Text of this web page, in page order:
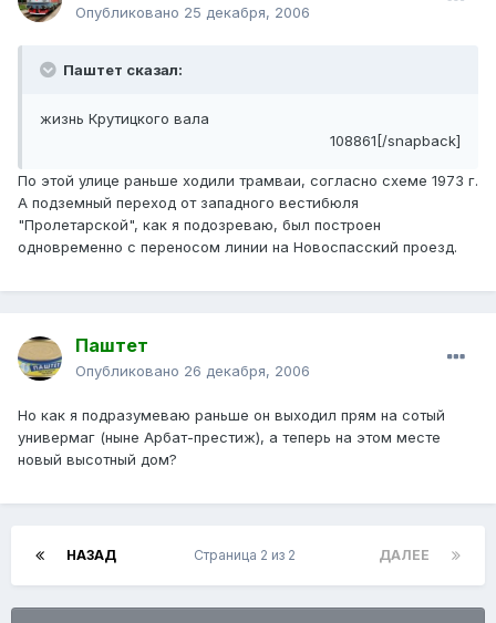
Опубликовано 25 декабря, 2006
Паштет сказал:
жизнь Крутицкого вала
108861[/snapback]
По этой улице раньше ходили трамваи, согласно схеме 1973 г.
А подземный переход от западного вестибюля
"Пролетарской", как я подозреваю, был построен
одновременно с переносом линии на Новоспасский проезд.
Паштет
Опубликовано 26 декабря, 2006
Но как я подразумеваю раньше он выходил прям на сотый
универмаг (ныне Арбат-престиж), а теперь на этом месте
новый высотный дом?
НАЗАД ДАЛЕЕ
Страница 2 из 2